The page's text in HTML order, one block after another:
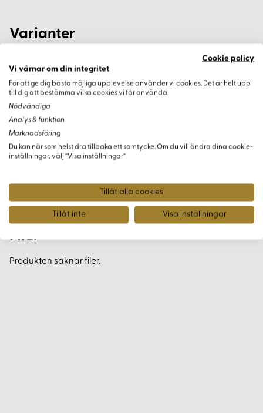
Varianter
Filer
Produkten saknar filer.
Cookie policy
Vi värnar om din integritet
För att ge dig bästa möjliga upplevelse använder vi cookies. Det är helt upp
till dig att bestämma vilka cookies vi får använda.
Nödvändiga
Analys & funktion
Marknadsföring
Du kan när som helst dra tillbaka ett samtycke. Om du vill ändra dina cookie-
inställningar, välj “Visa inställningar”
Tillåt alla cookies
Tillåt inte Visa inställningar